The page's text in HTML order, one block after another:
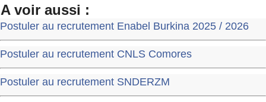
A voir aussi :
Postuler au recrutement Enabel Burkina 2025 / 2026
Postuler au recrutement CNLS Comores
Postuler au recrutement SNDERZM